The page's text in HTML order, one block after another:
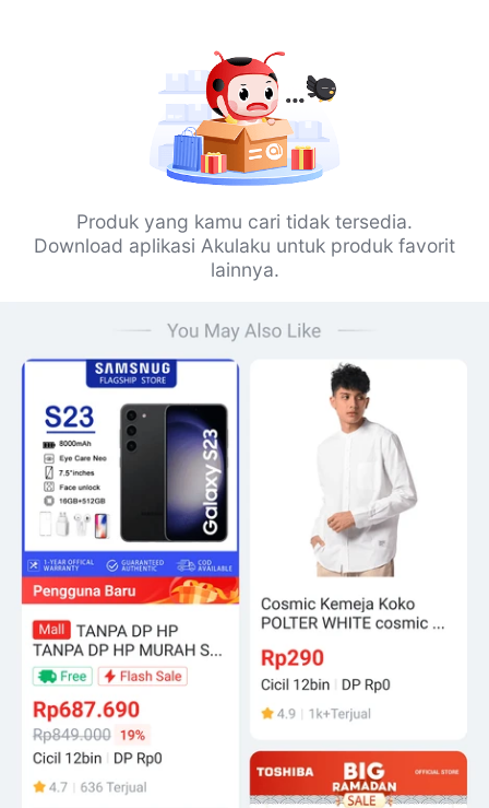
Produk yang kamu cari tidak tersedia.
Download aplikasi Akulaku untuk produk favorit
lainnya.